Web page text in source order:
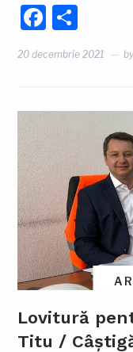
20 decembrie 2021 by
Lovitură
Titu /